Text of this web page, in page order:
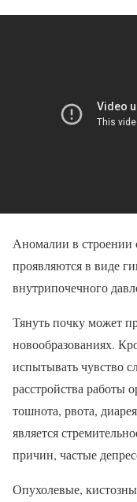
Аномалии в строении
проявляются в виде
внутрипочечного
Тянуть почку может
новообразованиях.
испытывать чувство
расстройства работы
тошнота, рвота,
является
причин, частые
Опухолевые,